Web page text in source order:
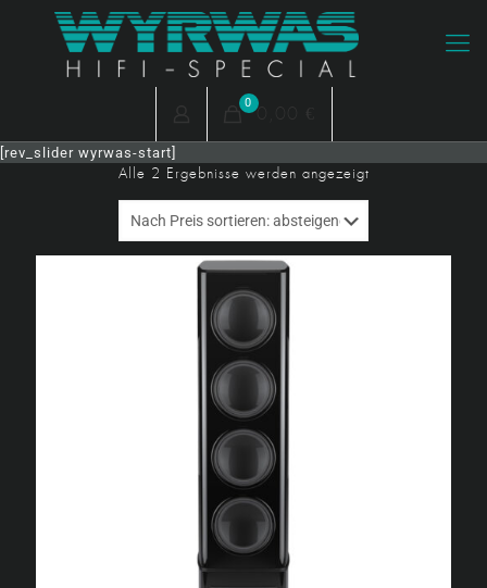
0 0,00 €
[rev_slider wyrwas-start]
Alle 2 Ergebnisse werden angezeigtNach